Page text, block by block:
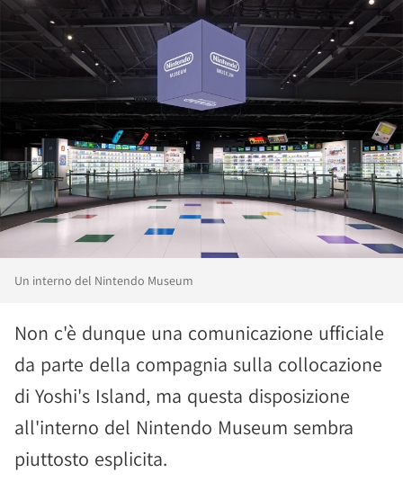
Un interno del Nintendo Museum
Non c'è dunque una comunicazione ufficiale
da parte della compagnia sulla collocazione
di Yoshi's Island, ma questa disposizione
all'interno del Nintendo Museum sembra
piuttosto esplicita.